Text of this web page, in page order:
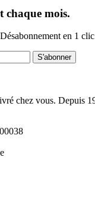
chaque mois.
en 1
S'abonner
chez vous. Depuis